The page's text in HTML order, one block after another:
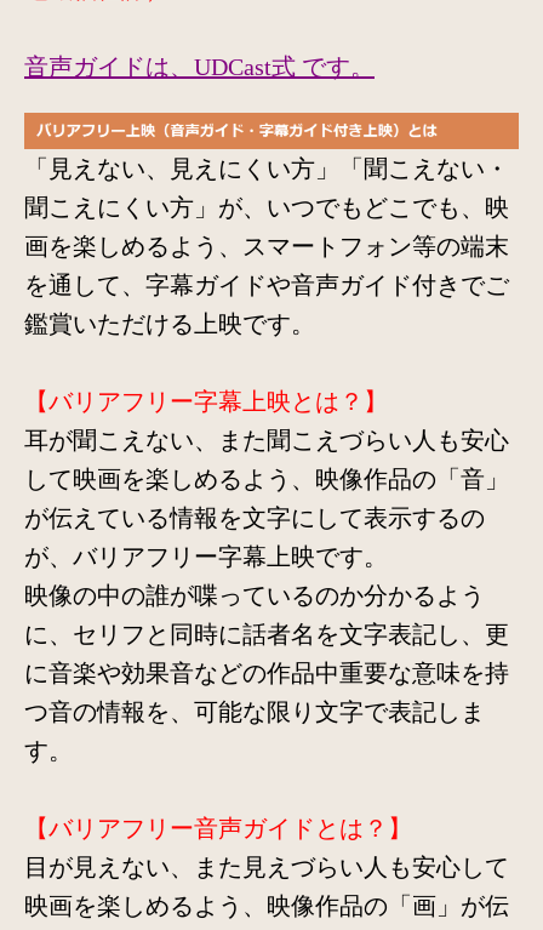
音声ガイドは、UDCast式 です。
「見えない、見えにくい方」「聞こえない・
聞こえにくい方」が、いつでもどこでも、映
画を楽しめるよう、スマートフォン等の端末
を通して、字幕ガイドや音声ガイド付きでご
鑑賞いただける上映です。
【バリアフリー字幕上映とは？】
耳が聞こえない、また聞こえづらい人も安心
して映画を楽しめるよう、映像作品の「音」
が伝えている情報を文字にして表示するの
が、バリアフリー字幕上映です。
映像の中の誰が喋っているのか分かるよう
に、セリフと同時に話者名を文字表記し、更
に音楽や効果音などの作品中重要な意味を持
つ音の情報を、可能な限り文字で表記しま
す。
【バリアフリー音声ガイドとは？】
​目が見えない、また見えづらい人も安心して
映画を楽しめるよう、映像作品の「画」が伝